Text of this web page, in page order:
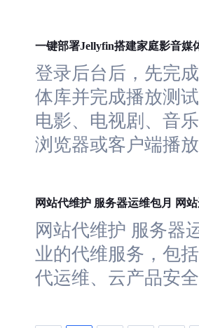
一键部署Jellyfin搭建家庭影音媒
登录后台后，先完
体库并完成播放测
电影、电视剧、音
浏览器或客户端播放
网站代维护 服务器运维包月 网站
网站代维护 服务器
业的代维服务，包括
代运维、 云产品安